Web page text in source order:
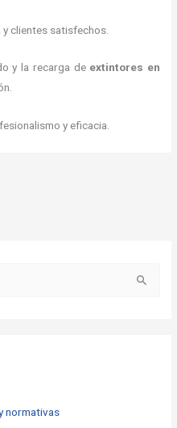
clientes satisfechos.
y la recarga de extintores en
y eficacia.
normativas